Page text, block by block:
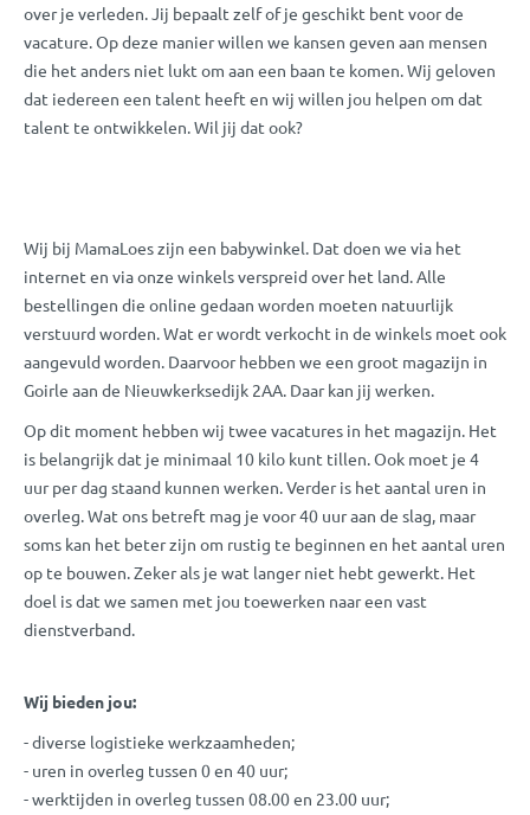
over je verleden. Jij bepaalt zelf of je geschikt bent voor de
vacature. Op deze manier willen we kansen geven aan mensen
die het anders niet lukt om aan een baan te komen. Wij geloven
dat iedereen een talent heeft en wij willen jou helpen om dat
talent te ontwikkelen. Wil jij dat ook?
Wij bij MamaLoes zijn een babywinkel. Dat doen we via het
internet en via onze winkels verspreid over het land. Alle
bestellingen die online gedaan worden moeten natuurlijk
verstuurd worden. Wat er wordt verkocht in de winkels moet ook
aangevuld worden. Daarvoor hebben we een groot magazijn in
Goirle aan de Nieuwkerksedijk 2AA. Daar kan jij werken.
Op dit moment hebben wij twee vacatures in het magazijn. Het
is belangrijk dat je minimaal 10 kilo kunt tillen. Ook moet je 4
uur per dag staand kunnen werken. Verder is het aantal uren in
overleg. Wat ons betreft mag je voor 40 uur aan de slag, maar
soms kan het beter zijn om rustig te beginnen en het aantal uren
op te bouwen. Zeker als je wat langer niet hebt gewerkt. Het
doel is dat we samen met jou toewerken naar een vast
dienstverband.
Wij bieden jou:
- diverse logistieke werkzaamheden;
- uren in overleg tussen 0 en 40 uur;
- werktijden in overleg tussen 08.00 en 23.00 uur;